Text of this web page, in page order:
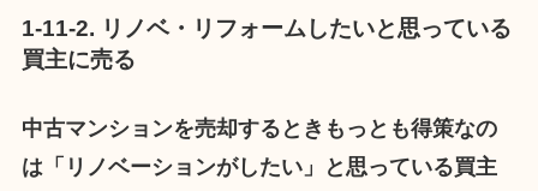
1-11-2. リノベ・リフォームしたいと思っている
買主に売る
中古マンションを売却するときもっとも得策なの
は「リノベーションがしたい」と思っている買主